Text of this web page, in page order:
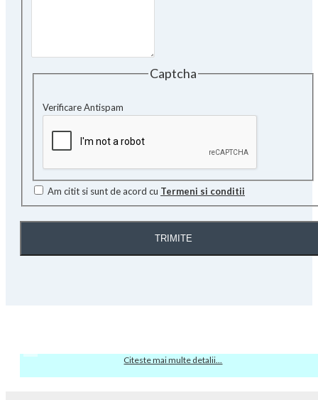
Captcha
Verificare Antispam
Am citit si sunt de acord cu Termeni si conditii
TRIMITE
Citeste mai multe detalii...